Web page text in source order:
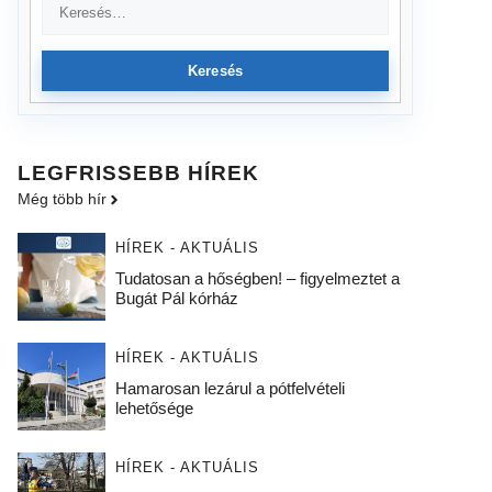
Keresés
LEGFRISSEBB HÍREK
Még több hír
HÍREK - AKTUÁLIS
Tudatosan a hőségben! – figyelmeztet a
Bugát Pál kórház
HÍREK - AKTUÁLIS
Hamarosan lezárul a pótfelvételi
lehetősége
HÍREK - AKTUÁLIS